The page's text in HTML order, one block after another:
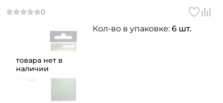
товара нет в
наличии
Кол-во в упаковке: 6 шт.